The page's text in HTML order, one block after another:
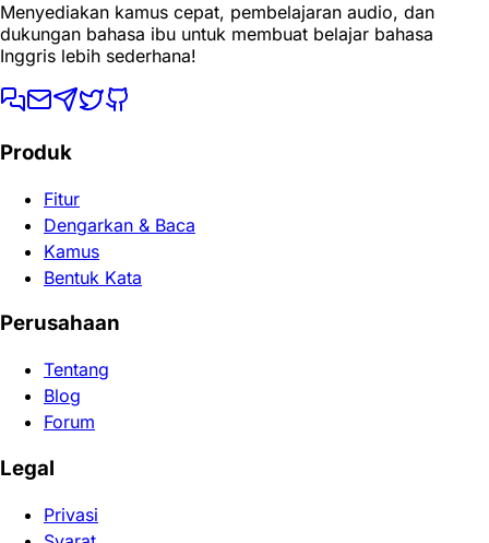
Menyediakan kamus cepat, pembelajaran audio, dan
dukungan bahasa ibu untuk membuat belajar bahasa
Inggris lebih sederhana!
Produk
Fitur
Dengarkan & Baca
Kamus
Bentuk Kata
Perusahaan
Tentang
Blog
Forum
Legal
Privasi